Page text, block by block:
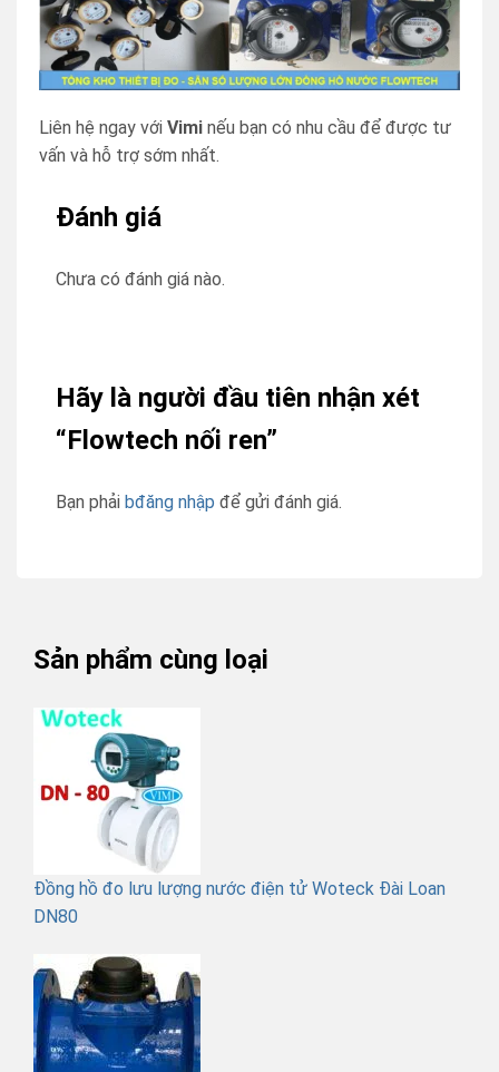
Liên hệ ngay với Vimi nếu bạn có nhu cầu để được tư
vấn và hỗ trợ sớm nhất.
Đánh giá
Chưa có đánh giá nào.
Hãy là người đầu tiên nhận xét
“Flowtech nối ren”
Bạn phải bđăng nhập để gửi đánh giá.
Sản phẩm cùng loại
Đồng hồ đo lưu lượng nước điện tử Woteck Đài Loan
DN80